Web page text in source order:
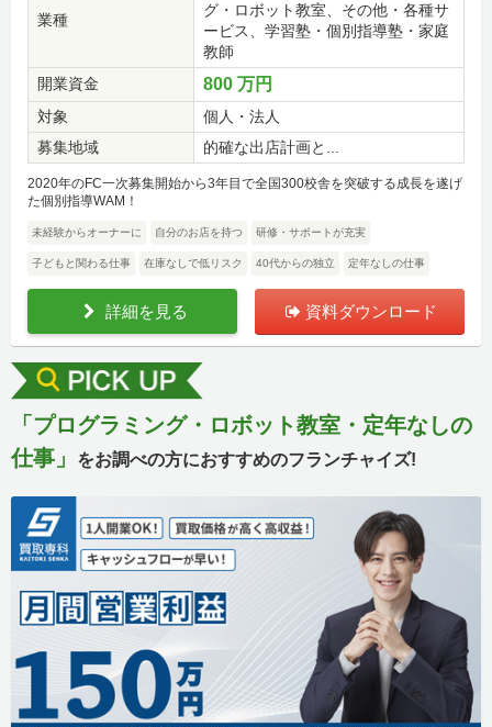
業種
グ・ロボット教室、その他・各種サ
ービス、学習塾・個別指導塾・家庭
教師
開業資金
800 万円
対象
個人・法人
募集地域
的確な出店計画と...
2020年のFC一次募集開始から3年目で全国300校舎を突破する成長を遂げ
た個別指導WAM！
未経験からオーナーに 自分のお店を持つ 研修・サポートが充実
子どもと関わる仕事 在庫なしで低リスク 40代からの独立 定年なしの仕事
詳細を見る 資料ダウンロード
「プログラミング・ロボット教室・定年なしの
仕事」
をお調べの方におすすめのフランチャイズ!